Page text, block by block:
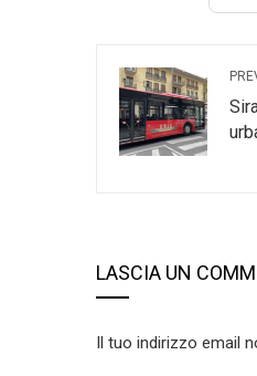
LASCIA UN
Il tuo indirizzo email